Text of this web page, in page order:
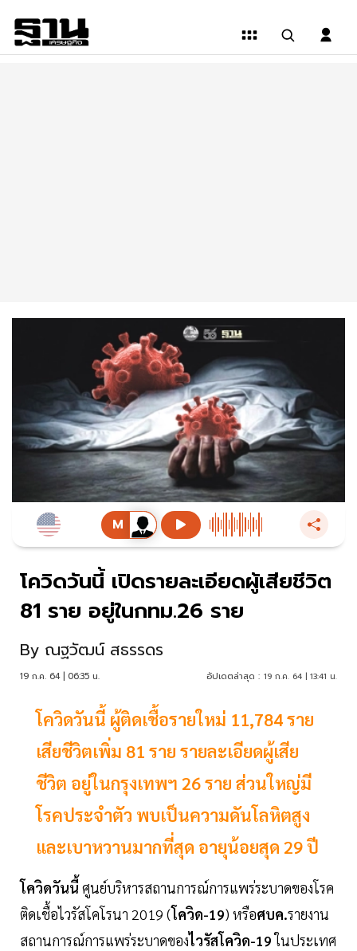
โควิดวันนี้ เปิดรายละเอียดผู้เสียชีวิต
81 ราย อยู่ในกทม.26 ราย
By ณฐวัฒน์ สธรรดร
19 ก.ค. 64 | 06:35 น. อัปเดตล่าสุด : 19 ก.ค. 64 | 13:41 น.
โควิดวันนี้ ผู้ติดเชื้อรายใหม่ 11,784 ราย
เสียชีวิตเพิ่ม 81 ราย รายละเอียดผู้เสีย
ชีวิต อยู่ในกรุงเทพฯ 26 ราย ส่วนใหญ่มี
โรคประจำตัว พบเป็นความดันโลหิตสูง
และเบาหวานมากที่สุด อายุน้อยสุด 29 ปี
โควิดวันนี้ ศูนย์บริหารสถานการณ์การแพร่ระบาดของโรค
ติดเชื้อไวรัสโคโรนา 2019 (โควิด-19) หรือศบค.รายงาน
สถานการณ์การแพร่ระบาดของไวรัสโควิด-19ในประเทศ